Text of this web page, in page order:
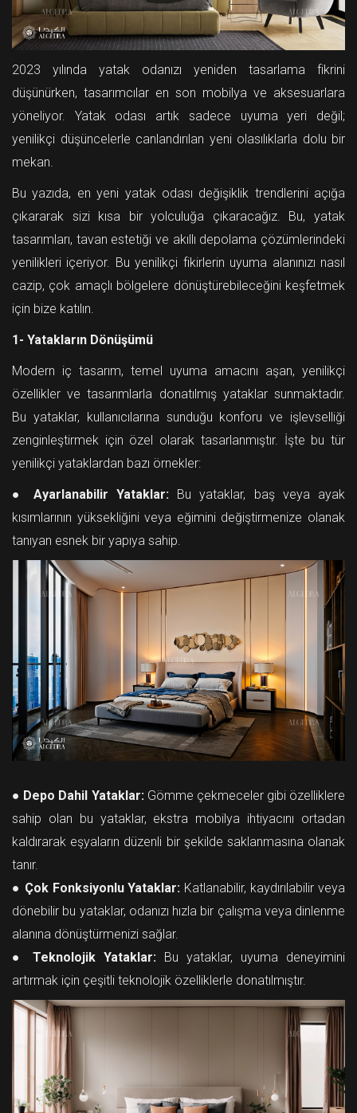
2023 yılında yatak odanızı yeniden tasarlama fikrini
düşünürken, tasarımcılar en son mobilya ve aksesuarlara
yöneliyor. Yatak odası artık sadece uyuma yeri değil;
yenilikçi düşüncelerle canlandırılan yeni olasılıklarla dolu bir
mekan.
Bu yazıda, en yeni yatak odası değişiklik trendlerini açığa
çıkararak sizi kısa bir yolculuğa çıkaracağız. Bu, yatak
tasarımları, tavan estetiği ve akıllı depolama çözümlerindeki
yenilikleri içeriyor. Bu yenilikçi fikirlerin uyuma alanınızı nasıl
cazip, çok amaçlı bölgelere dönüştürebileceğini keşfetmek
için bize katılın.
1- Yatakların Dönüşümü
Modern iç tasarım, temel uyuma amacını aşan, yenilikçi
özellikler ve tasarımlarla donatılmış yataklar sunmaktadır.
Bu yataklar, kullanıcılarına sunduğu konforu ve işlevselliği
zenginleştirmek için özel olarak tasarlanmıştır. İşte bu tür
yenilikçi yataklardan bazı örnekler:
● Ayarlanabilir Yataklar:Bu yataklar, baş veya ayak
kısımlarının yüksekliğini veya eğimini değiştirmenize olanak
tanıyan esnek bir yapıya sahip.
● Depo Dahil Yataklar: Gömme çekmeceler gibi özelliklere
sahip olan bu yataklar, ekstra mobilya ihtiyacını ortadan
kaldırarak eşyaların düzenli bir şekilde saklanmasına olanak
tanır.
● Çok Fonksiyonlu Yataklar: Katlanabilir, kaydırılabilir veya
dönebilir bu yataklar, odanızı hızla bir çalışma veya dinlenme
alanına dönüştürmenizi sağlar.
●
Teknolojik Yataklar: Bu yataklar, uyuma deneyimini
artırmak için çeşitli teknolojik özelliklerle donatılmıştır.